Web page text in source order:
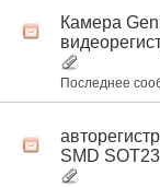
Камера
Последнее
SMD